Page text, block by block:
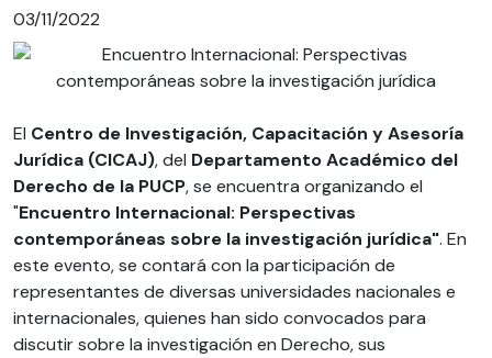
03/11/2022
El Centro de Investigación, Capacitación y Asesoría
Jurídica (CICAJ), del Departamento Académico del
Derecho de la PUCP, se encuentra organizando el
"Encuentro Internacional: Perspectivas
contemporáneas sobre la investigación jurídica". En
este evento, se contará con la participación de
representantes de diversas universidades nacionales e
internacionales, quienes han sido convocados para
discutir sobre la investigación en Derecho, sus